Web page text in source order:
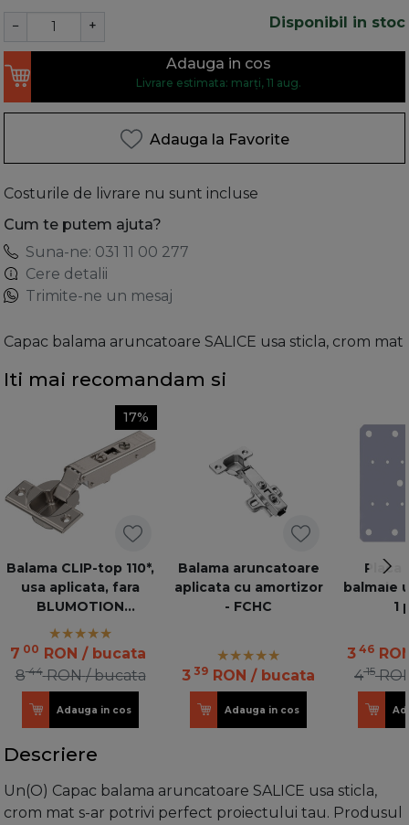
Disponibil in stoc
− +
Adauga in cos
Livrare estimata: marți, 11 aug.
Adauga la Favorite
Costurile de livrare nu sunt incluse
Cum te putem ajuta?
Suna-ne: 031 11 00 277
Cere detalii
Trimite-ne un mesaj
Capac balama aruncatoare SALICE usa sticla, crom mat
Iti mai recomandam si
17%
Balama CLIP-top 110*,
usa aplicata, fara
BLUMOTION
incorporat, 71T3550
MB V250 NI
7 00 RON / bucata
844 RON / bucata
Adauga in cos
Balama aruncatoare
aplicata cu amortizor
- FCHC
3 39 RON / bucata
Adauga in cos
Placa
balmale
1
3 46
415
Descriere
Un(O) Capac balama aruncatoare SALICE usa sticla,
crom mat s-ar potrivi perfect proiectului tau. Produsul